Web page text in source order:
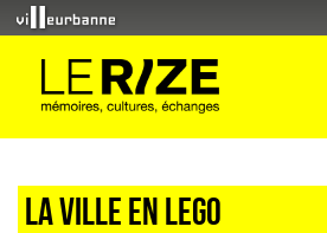
LA VILLE EN LEGO